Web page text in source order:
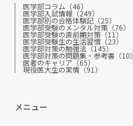
医学部コラム（46）
医学部入試情報（249）
医学部別の合格体験記（25）
医学部受験のメンタル対策（76）
医学部受験の直前期対策（11）
医学部受験生の生活習慣（23）
医学部対策の勉強法（145）
医学部対策の問題集・参考書（10）
医者のキャリア（65）
現役医大生の実情（91）
メニュー